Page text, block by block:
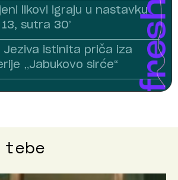
likovi igraju u nastavku
sutra 30’
Jeziva istinita priča iza
„Jabukovo sirće“
tebe